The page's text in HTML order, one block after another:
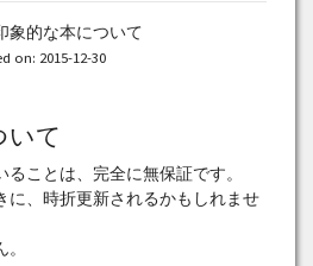
象的な本について
on: 2015-12-30
いて
ことは、完全に無保証です。
に、時折更新されるかもしれませ